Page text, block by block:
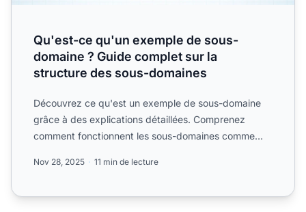
Qu'est-ce qu'un exemple de sous-
domaine ? Guide complet sur la
structure des sous-domaines
Découvrez ce qu'est un exemple de sous-domaine
grâce à des explications détaillées. Comprenez
comment fonctionnent les sous-domaines comme
Nov 28, 2025 11 min de lecture